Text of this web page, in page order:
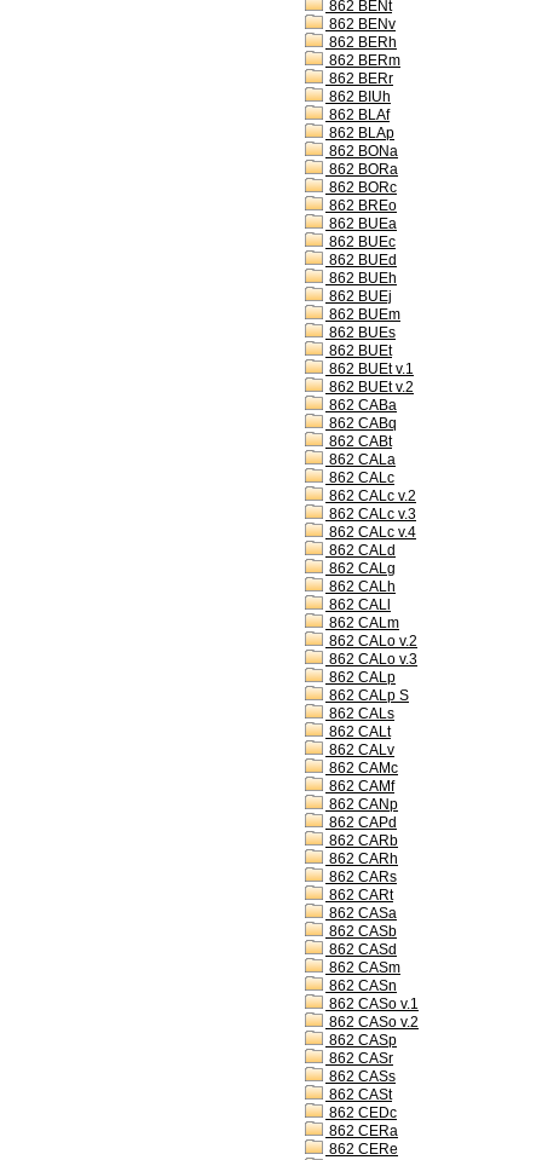
862 BENt
862 BENv
862 BERh
862 BERm
862 BERr
862 BIUh
862 BLAf
862 BLAp
862 BONa
862 BORa
862 BORc
862 BREo
862 BUEa
862 BUEc
862 BUEd
862 BUEh
862 BUEj
862 BUEm
862 BUEs
862 BUEt
862 BUEt v.1
862 BUEt v.2
862 CABa
862 CABq
862 CABt
862 CALa
862 CALc
862 CALc v.2
862 CALc v.3
862 CALc v.4
862 CALd
862 CALg
862 CALh
862 CALl
862 CALm
862 CALo v.2
862 CALo v.3
862 CALp
862 CALp S
862 CALs
862 CALt
862 CALv
862 CAMc
862 CAMf
862 CANp
862 CAPd
862 CARb
862 CARh
862 CARs
862 CARt
862 CASa
862 CASb
862 CASd
862 CASm
862 CASn
862 CASo v.1
862 CASo v.2
862 CASp
862 CASr
862 CASs
862 CASt
862 CEDc
862 CERa
862 CERe